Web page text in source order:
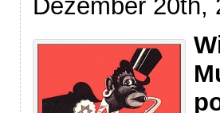
Dezember 20th,